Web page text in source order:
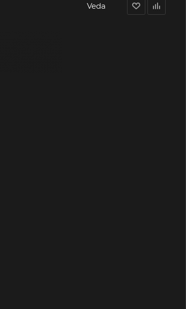
Veda